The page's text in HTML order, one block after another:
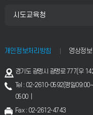
시도교육청
개인정보처리방침 영상정
주
소
경기도 광명시 광명로 777(우
Tel : 02-2610-0592(평일
0500 |
Fax : 02-2612-4743